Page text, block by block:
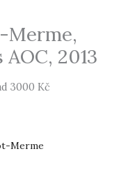
Merme,
2013
3000 Kč
Merme